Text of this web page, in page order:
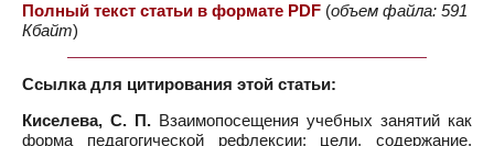
Полный текст статьи в формате PDF (объем файла: 591
Кбайт)
Ссылка для цитирования этой статьи:
Киселева, С. П. Взаимопосещения учебных занятий как
форма педагогической рефлексии: цели, содержание,